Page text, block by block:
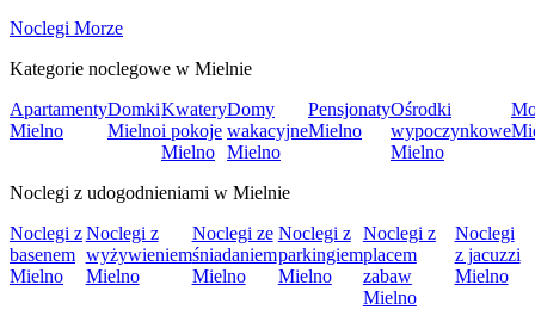
Noclegi Morze
Kategorie noclegowe w Mielnie
Apartamenty
Mielno
Domki
Mielno
Kwatery
i pokoje
Mielno
Domy
wakacyjne
Mielno
Pensjonaty
Mielno
Ośrodki
wypoczynkowe
Mielno
Noclegi z udogodnieniami w Mielnie
Noclegi z
basenem
Mielno
Noclegi z
wyżywieniem
Mielno
Noclegi ze
śniadaniem
Mielno
Noclegi z
parkingiem
Mielno
Noclegi z
placem
zabaw
Mielno
Noclegi
z jacuzzi
Mielno